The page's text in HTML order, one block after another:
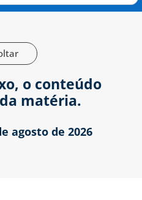
o conteúdo
matéria.
agosto de 2026